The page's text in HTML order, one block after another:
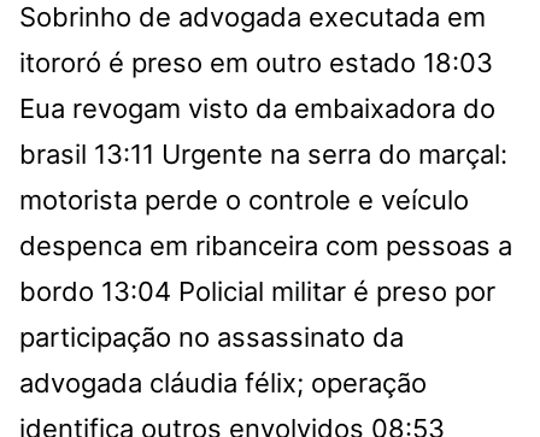
Sobrinho de advogada executada em
itororó é preso em outro estado 18:03
Eua revogam visto da embaixadora do
brasil 13:11 Urgente na serra do marçal:
motorista perde o controle e veículo
despenca em ribanceira com pessoas a
bordo 13:04 Policial militar é preso por
participação no assassinato da
advogada cláudia félix; operação
identifica outros envolvidos 08:53